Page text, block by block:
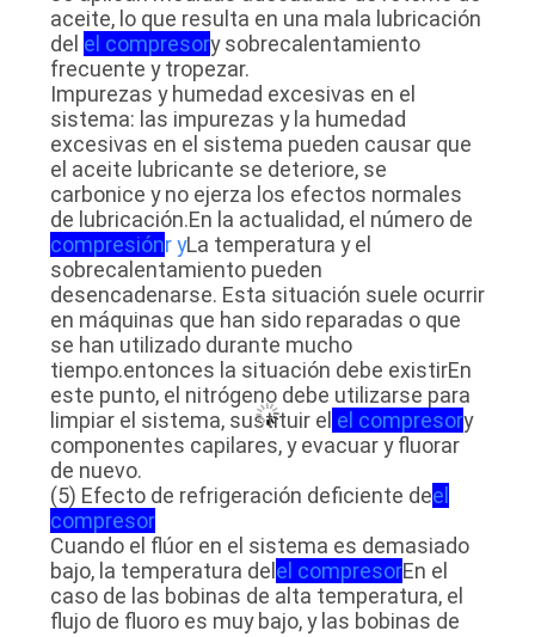
aceite, lo que resulta en una mala lubricación
del el compresory sobrecalentamiento
frecuente y tropezar.
Impurezas y humedad excesivas en el
sistema: las impurezas y la humedad
excesivas en el sistema pueden causar que
el aceite lubricante se deteriore, se
carbonice y no ejerza los efectos normales
de lubricación.En la actualidad, el número de
compresiónr yLa temperatura y el
sobrecalentamiento pueden
desencadenarse. Esta situación suele ocurrir
en máquinas que han sido reparadas o que
se han utilizado durante mucho
tiempo.entonces la situación debe existirEn
este punto, el nitrógeno debe utilizarse para
limpiar el sistema, sustituir el el compresory
componentes capilares, y evacuar y fluorar
de nuevo.
(5) Efecto de refrigeración deficiente deel
compresor
Cuando el flúor en el sistema es demasiado
bajo, la temperatura delel compresorEn el
caso de las bobinas de alta temperatura, el
flujo de fluoro es muy bajo, y las bobinas de